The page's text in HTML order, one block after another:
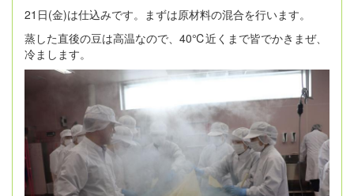
21日(金)は仕込みです。まずは原材料の混合を行います。
蒸した直後の豆は高温なので、40℃近くまで皆でかきまぜ、
冷まします。